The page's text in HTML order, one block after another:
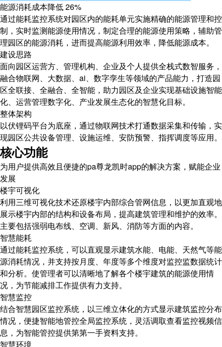
能源消耗成本降低26%
通过能耗监控系统对园区内的能耗单元实施精确的能源管理和控
制，实时监测能源使用情况，制定合理的能源使用策略，辅助管
理园区的能源消耗，进而提高能源利用效率，降低能源成本。
建设思路
面向园区运营方、管理机构、企业及个人提供全栈式数智服务，
融合物联网、大数据、ai、数字孪生等领域的产品能力，打造园
区全联接、全融合、全智能，助力园区及企业实现基础设施智能
化、运营管理数字化、产业发展生态化的智慧化目标。
整体架构
以伏锂码平台为底座，通过物联网技术打通数据采集和传输，实
现园区公共设备管理、设施运维、安防预警、指挥调度等应用。
核心功能
为用户提供高效且便捷的pa尊龙凯时app的解决方案，赋能企业
发展
楼宇可视化
利用三维可视化技术还原楼宇内部综合管网信息，以更加直观地
展示楼宇内部的结构和设备布局，提高建筑管理和维护的效率。
主要包括强弱电布线、空调、新风、消防等方面的内容。
智慧能耗
通过能耗监控系统，可以直观显示建筑水能、电能、天然气等能
源消耗情况，并支持按月度、年度等多个维度对监控监数据统计
和分析。使管理者可以清晰地了解各个楼宇建筑的能源使用情
况，为节能减排工作提供有力支持。
智慧监控
结合智慧园区监控系统，以三维立体化的方式显示建筑监控分布
情况，便捷智能地管控全局监控系统，灵活调取查看监控视频信
息，为智能管控提供第第一手资料支持。
智慧环境